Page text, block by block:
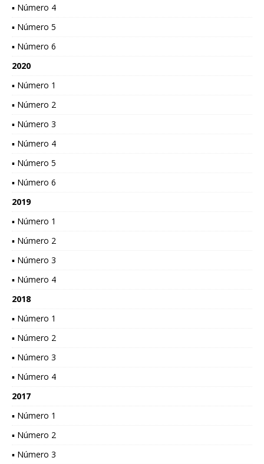
▪ Número 4
▪ Número 5
▪ Número 6
2020
▪ Número 1
▪ Número 2
▪ Número 3
▪ Número 4
▪ Número 5
▪ Número 6
2019
▪ Número 1
▪ Número 2
▪ Número 3
▪ Número 4
2018
▪ Número 1
▪ Número 2
▪ Número 3
▪ Número 4
2017
▪ Número 1
▪ Número 2
▪ Número 3